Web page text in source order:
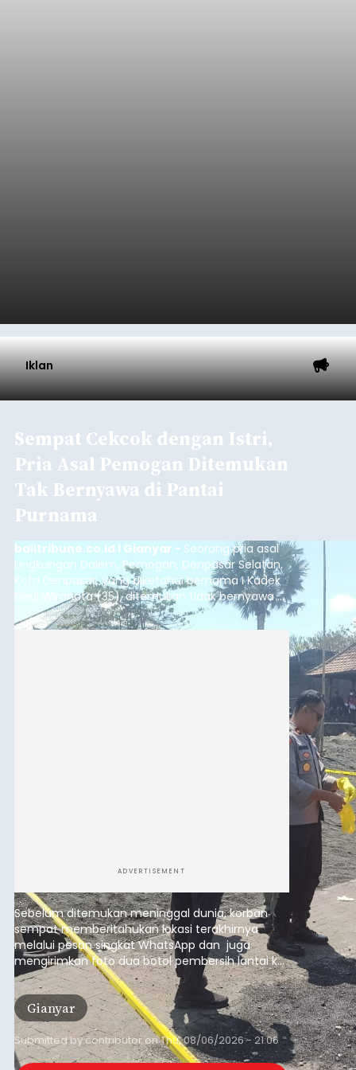
Iklan
balitribune.co.id I Gianyar -Seorang pria asal
Lingkungan Dalem, Pemogan, Denpasar Selatan,
Kota Denpasar, yang diketahui bernama I Kadek
Dedi Wiranata (35), ditemukan tidak bernyawa di
pesisir Pantai Purnama, Sukawati.